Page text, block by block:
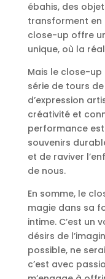
ébahis, des
transforment en
close-up offre
unique, où la
Mais le close-up
série de tours
d’expression
créativité et
performance
souvenirs
et de raviver
de nous.
En somme, le
magie dans sa
intime. C’est un
désirs de
possible, ne
c’est avec